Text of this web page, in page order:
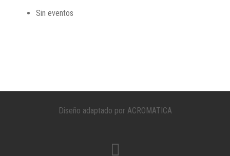
Sin eventos
Diseño adaptado por ACROMATICA